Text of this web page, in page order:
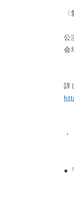
公
会
詳
●